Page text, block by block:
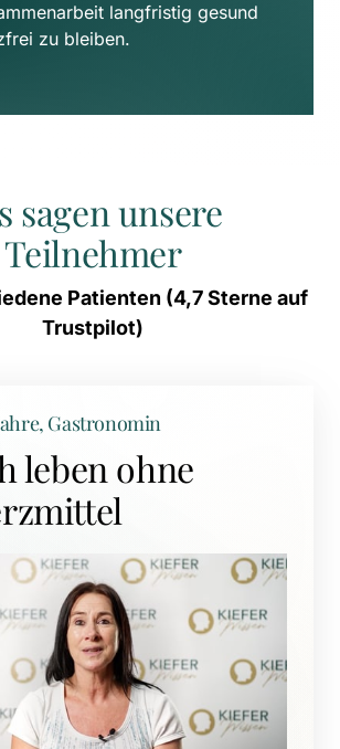
langfristig gesund
zu bleiben.
sagen unsere
Teilnehmer
Patienten (4,7 Sterne
auf
Trustpilot)
Gastronomin
leben ohne